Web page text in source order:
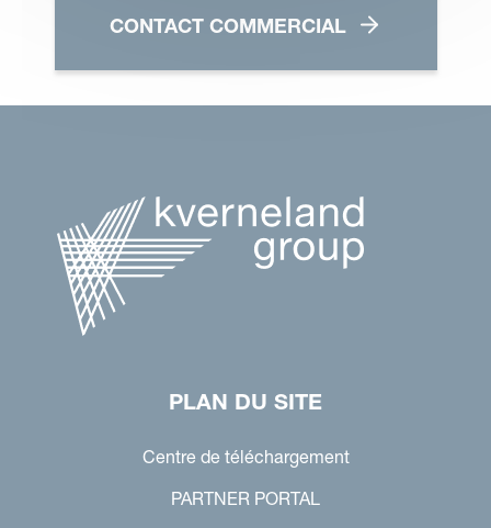
CONTACT COMMERCIAL
PLAN DU SITE
Centre de téléchargement
PARTNER PORTAL